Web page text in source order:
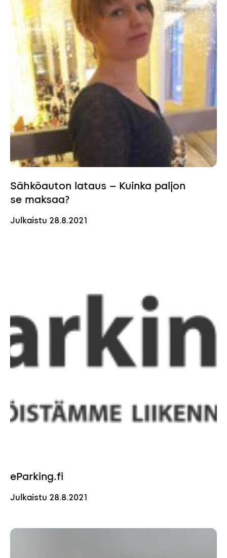
Sähköauton lataus – Kuinka paljon
se maksaa?
Julkaistu 28.8.2021
eParking.fi
Julkaistu 28.8.2021